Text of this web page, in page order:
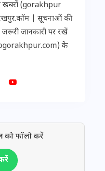
(gorakhpur
| सूचनाओं की
जानकारी पर रखें
के
को फॉलो करें